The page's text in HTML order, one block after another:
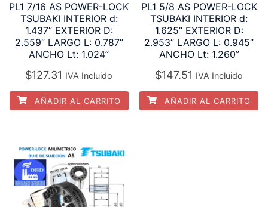
PL1 7/16 AS POWER-LOCK
TSUBAKI INTERIOR d:
1.437” EXTERIOR D:
2.559” LARGO L: 0.787”
ANCHO Lt: 1.024”
$127.31 IVA Incluido
AÑADIR AL CARRITO
PL1 5/8 AS POWER-LOCK
TSUBAKI INTERIOR d:
1.625” EXTERIOR D:
2.953” LARGO L: 0.945”
ANCHO Lt: 1.260”
$147.51 IVA Incluido
AÑADIR AL CARRITO